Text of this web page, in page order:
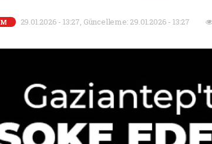
29.01.2026 - 13:27, Güncelleme: 29.01.2026 - 13:27